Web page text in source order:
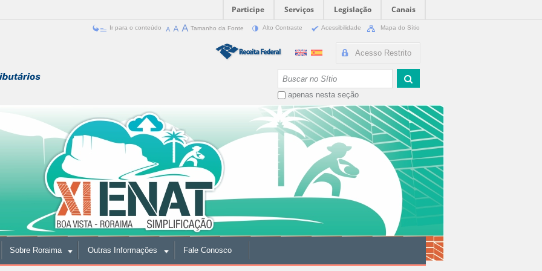
Participe Serviços Legislação
Canais
Ir para o conteúdo Tamanho da Fonte Alto Contraste Acessibilidade Mapa do Sítio
Acesso Restrito
apenas nesta seção
Sobre Roraima Outras Informações Fale Conosco